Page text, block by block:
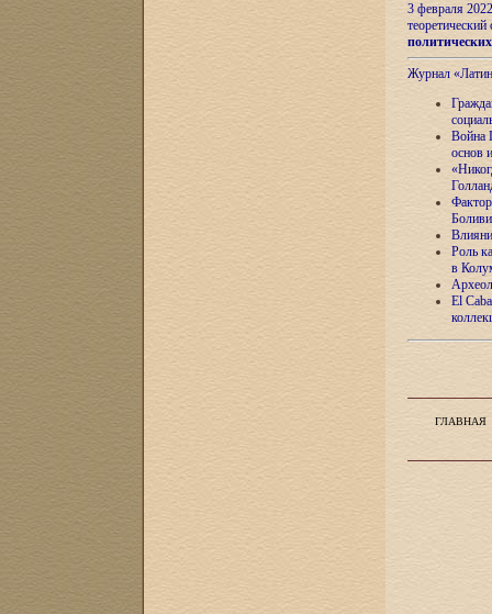
3 февраля
теоретический
Журнал
Война
основ
Роль
в
El
ГЛАВНАЯ